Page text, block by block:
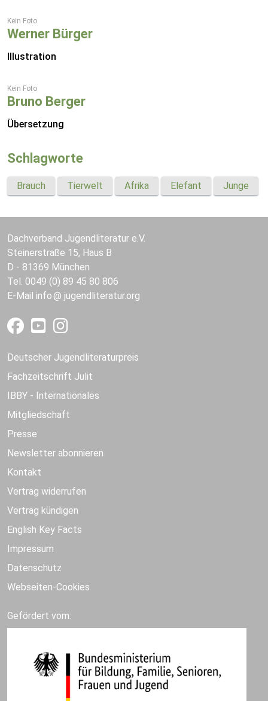
Kein Foto
Werner Bürger
Illustration
Kein Foto
Bruno Berger
Übersetzung
Schlagworte
Brauch Tierwelt Afrika Elefant Junge
Dachverband Jugendliteratur e.V.
Steinerstraße 15, Haus B
D - 81369 München
Tel. 0049 (0) 89 45 80 806
E-Mail info jugendliteratur.org
Deutscher Jugendliteraturpreis
Fachzeitschrift Julit
IBBY - Internationales
Mitgliedschaft
Presse
Newsletter abonnieren
Kontakt
Vertrag widerrufen
Vertrag kündigen
English Key Facts
Impressum
Datenschutz
Webseiten-Cookies
Gefördert vom: